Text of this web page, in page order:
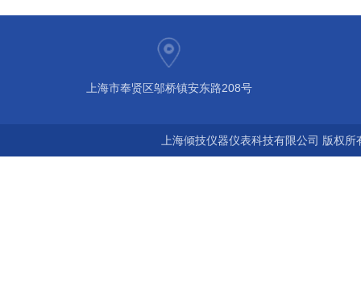
上海市奉贤区邬桥镇安东路208号
上海倾技仪器仪表科技有限公司 版权